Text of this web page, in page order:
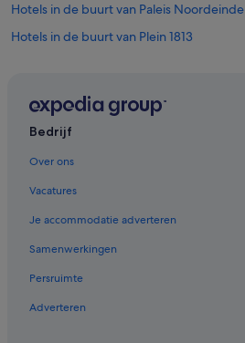
Hotels in de buurt van Paleis Noordeinde
Hotels in de buurt van Plein 1813
Campings en stacaravans in Den Haag
Villa's in Den Haag
Particuliere vakantiehuizen in Den Haag
Vakantieparken in Zuid-Holland
Aparthotels in Zuid-Holland
Bedrijf
Over ons
Vacatures
Je accommodatie adverteren
Samenwerkingen
Persruimte
Adverteren